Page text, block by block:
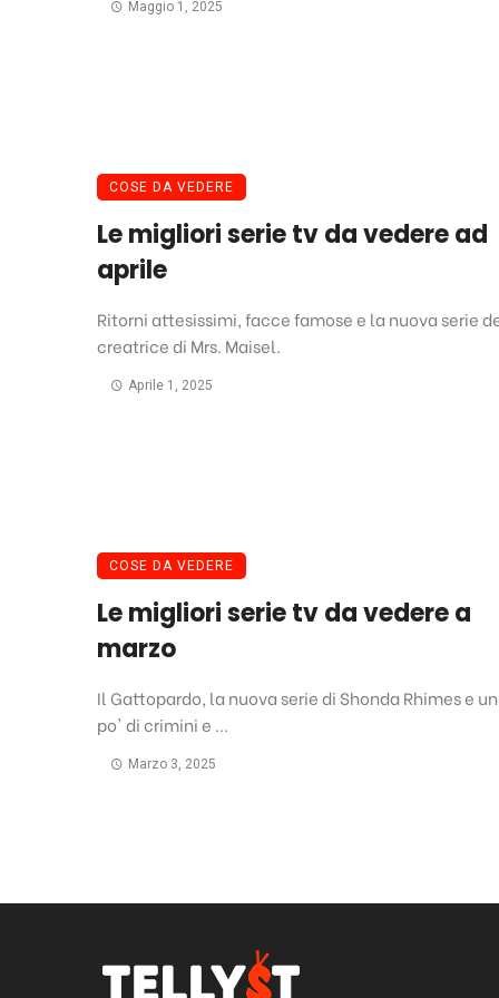
Maggio 1, 2025
COSE DA VEDERE
Le migliori serie tv da vedere ad
aprile
Ritorni attesissimi, facce famose e la nuova serie
creatrice di Mrs. Maisel.
Aprile 1, 2025
COSE DA VEDERE
Le migliori serie tv da vedere a
marzo
Il Gattopardo, la nuova serie di Shonda Rhimes e
po' di crimini e ...
Marzo 3, 2025